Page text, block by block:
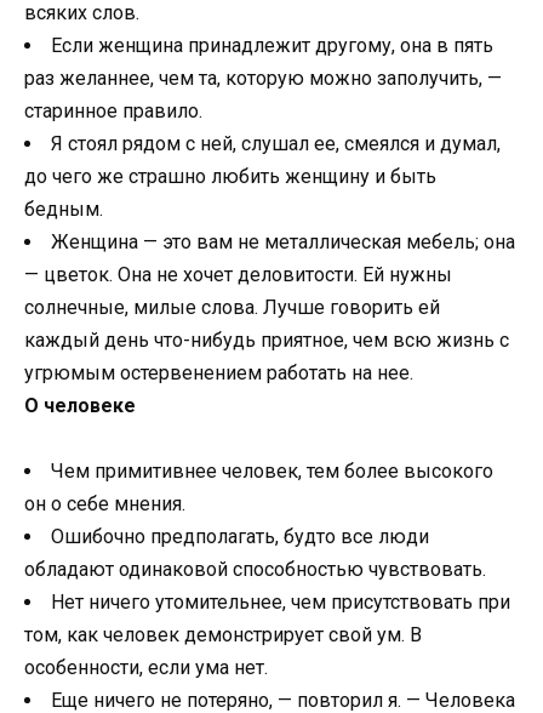
всяких слов.
Если женщина принадлежит другому, она в пять
раз желаннее, чем та, которую можно заполучить, —
старинное правило.
Я стоял рядом с ней, слушал ее, смеялся и думал,
до чего же страшно любить женщину и быть
бедным.
Женщина — это вам не металлическая мебель; она
— цветок. Она не хочет деловитости. Ей нужны
солнечные, милые слова. Лучше говорить ей
каждый день что-нибудь приятное, чем всю жизнь с
угрюмым остервенением работать на нее.
О человеке
Чем примитивнее человек, тем более высокого
он о себе мнения.
Ошибочно предполагать, будто все люди
обладают одинаковой способностью чувствовать.
Нет ничего утомительнее, чем присутствовать при
том, как человек демонстрирует свой ум. В
особенности, если ума нет.
Еще ничего не потеряно, — повторил я. — Человека